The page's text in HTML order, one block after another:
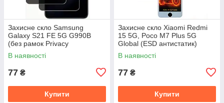
Захисне скло Samsung
Galaxy S21 FE 5G G990B
(без рамок Privacy
антишпигун)
В наявності
77 ₴
Купити
Захисне скло Xiaomi Redmi
15 5G, Poco M7 Plus 5G
Global (ESD антистатик)
В наявності
77 ₴
Купити